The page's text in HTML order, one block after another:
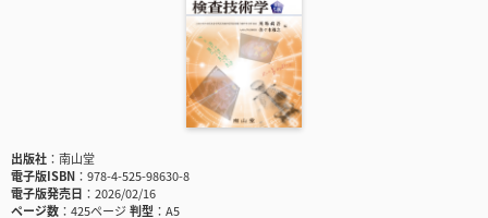
出版社
南山堂
電子版ISBN
978-4-525-98630-8
電子版発売日
2026/02/16
ページ数
425ページ判型
A5